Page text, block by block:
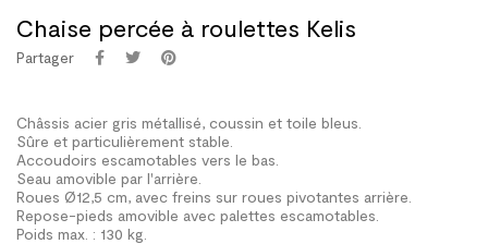
Chaise percée à roulettes Kelis
Partager
Châssis acier gris métallisé, coussin et toile bleus.
Sûre et particulièrement stable.
Accoudoirs escamotables vers le bas.
Seau amovible par l'arrière.
Roues Ø12,5 cm, avec freins sur roues pivotantes arrière.
Repose-pieds amovible avec palettes escamotables.
Poids max. : 130 kg.